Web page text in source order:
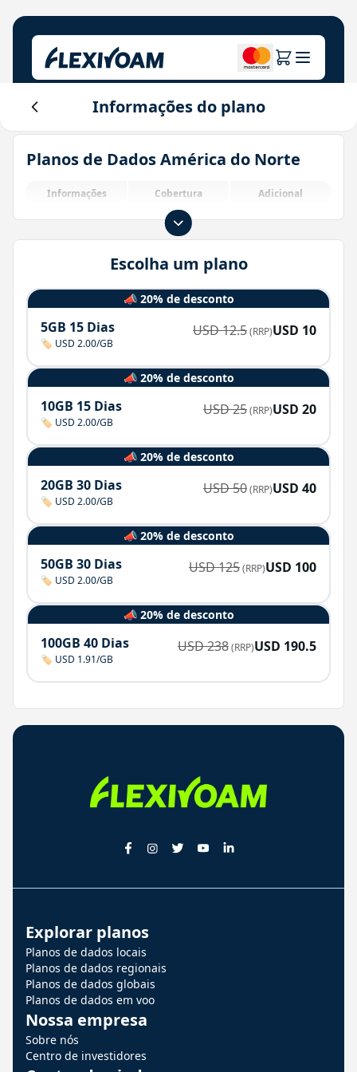
Explore planos
Central do investidor
Para marcas
Login
Informações do plano
Planos de Dados América do Norte
Informações Cobertura Adicional
Escolha um plano
📣 20% de desconto
5GB 15 Dias
🏷️ USD 2.00/GB
USD12.5(RRP)USD 10
📣 20% de desconto
10GB 15 Dias
🏷️ USD 2.00/GB
USD25(RRP)USD 20
📣 20% de desconto
20GB 30 Dias
🏷️ USD 2.00/GB
USD50(RRP)USD 40
📣 20% de desconto
50GB 30 Dias
🏷️ USD 2.00/GB
USD125(RRP)USD 100
📣 20% de desconto
100GB 40 Dias
🏷️ USD 1.91/GB
USD238(RRP)USD 190.5
Explorar planos
Planos de dados locais
Planos de dados regionais
Planos de dados globais
Planos de dados em voo
Nossa empresa
Sobre nós
Centro de investidores